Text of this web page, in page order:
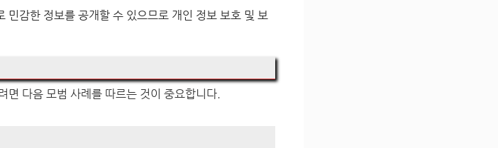
감한 정보를 공개할 수 있으므로 개인 정보 보호 및 보
면 다음 모범 사례를 따르는 것이 중요합니다.